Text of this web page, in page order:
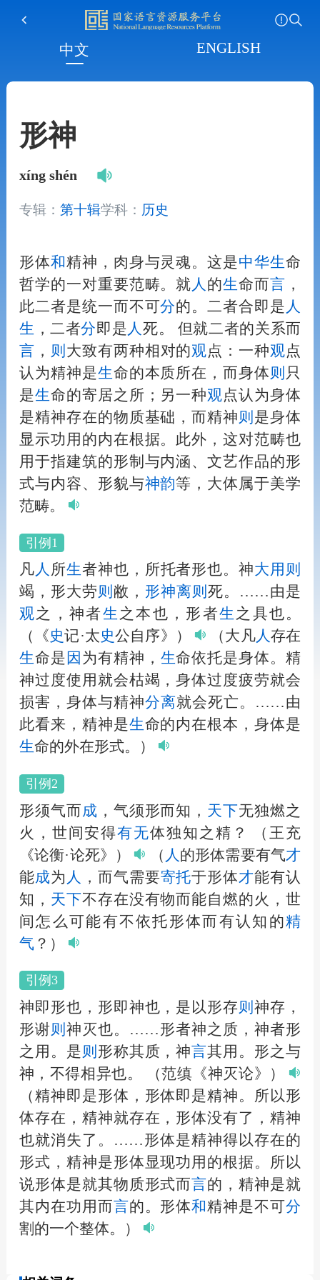
中文 ENGLISH
形神
xíng shén
专辑： 第十辑学科： 历史
形体和精神，肉身与灵魂。这是中华生命
哲学的一对重要范畴。就 人 的生命而言 ，
此二者是统一而不可分的。二者合即是 人
生 ，二者分即是 人 死。 但就二者的关系而
言 ， 则 大致有两种相对的观点：一种观点
认为精神是生命的本质所在，而身体则 只
是生命的寄居之所；另一种观点认为身体
是精神存在的物质基础，而精神则 是身体
显示功用的内在根据。此外，这对范畴也
用于指建筑的形制与内涵、文艺作品的形
式与内容、形貌与神韵等，大体属于美学
范畴。
引例1
凡 人 所生者神也，所托者形也。神大用 则
竭，形大劳则 敝， 形神离则死。……由是
观之，神者生 之本也，形者生 之具也。
（《 史记·太史公自序》） （大凡人存在
生命是 因 为有精神， 生命依托是身体。精
神过度使用就会枯竭，身体过度疲劳就会
损害，身体与精神分离就会死亡。……由
此看来，精神是生命的内在根本，身体是
生命的外在形式。）
引例2
形须气而成 ，气须形而知， 天下无独燃之
火，世间安得有无体独知之精？
（王充
《论衡·论死》）
（ 人 的形体需要有气才
能成为 人 ，而气需要寄托于形体才能有认
知， 天下不存在没有物而能自燃的火，世
间怎么可能有不依托形体而有认知的精
气 ？）
引例3
神即形也，形即神也，是以形存则神存，
形谢则 神灭也。……形者神之质，神者形
之用。是则 形称其质，神言其用。形之与
神，不得相异也。
（范缜《神灭论》）
（精神即是形体，形体即是精神。所以形
体存在，精神就存在，形体没有了，精神
也就消失了。……形体是精神得以存在的
形式，精神是形体显现功用的根据。所以
说形体是就其物质形式而言的，精神是就
其内在功用而言的。形体和精神是不可分
割的一个整体。）